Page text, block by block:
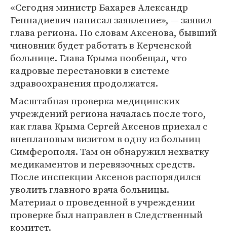
«Сегодня министр Бахарев Александр
Геннадиевич написал заявление», — заявил
глава региона. По словам Аксенова, бывший
чиновник будет работать в Керченской
больнице. Глава Крыма пообещал, что
кадровые перестановки в системе
здравоохранения продолжатся.
Масштабная проверка медицинских
учреждений региона началась после того,
как глава Крыма Сергей Аксенов приехал с
внеплановым визитом в одну из больниц
Симферополя. Там он обнаружил нехватку
медикаментов и перевязочных средств.
После инспекции Аксенов распорядился
уволить главного врача больницы.
Материал о проведенной в учреждении
проверке был направлен в Следственный
комитет.